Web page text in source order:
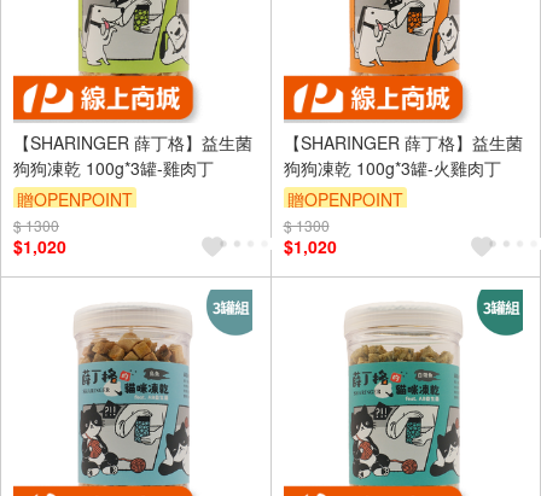
【SHARINGER 薛丁格】益生菌
狗狗凍乾 100g*3罐-雞肉丁
贈OPENPOINT
訂單滿 2000 元折抵 100元
（運費不算在 2000 元的範圍
內）
$ 1300
$1,020
【SHARINGER 薛丁格】益生菌
狗狗凍乾 100g*3罐-火雞肉丁
贈OPENPOINT
訂單滿 2000 元折抵 100元
（運費不算在 2000 元的範圍
內）
$ 1300
$1,020